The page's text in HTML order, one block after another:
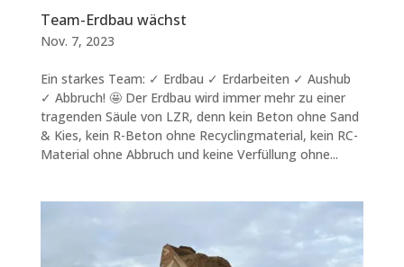
Team-Erdbau wächst
Nov. 7, 2023
Ein starkes Team: ✓ Erdbau ✓ Erdarbeiten ✓ Aushub
✓ Abbruch! 🤩 Der Erdbau wird immer mehr zu einer
tragenden Säule von LZR, denn kein Beton ohne Sand
& Kies, kein R-Beton ohne Recyclingmaterial, kein RC-
Material ohne Abbruch und keine Verfüllung ohne...